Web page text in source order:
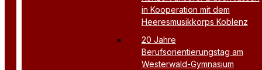
in Kooperation mit dem
Heeresmusikkorps Koblenz
20 Jahre
Berufsorientierungstag am
Westerwald-Gymnasium